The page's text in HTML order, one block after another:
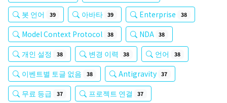
봇 언어 39 아바타 39 Enterprise 38
Model Context Protocol 38 NDA 38
개인 설정 38 변경 이력 38 언어 38
이벤트별 토글 없음 38 Antigravity 37
무료 등급 37 프로젝트 연결 37